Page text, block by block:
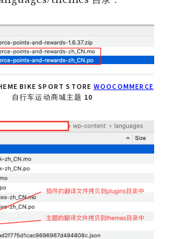
BIKE SPORT STORE WOOCOMMERCE
自行车运动商城主题 10